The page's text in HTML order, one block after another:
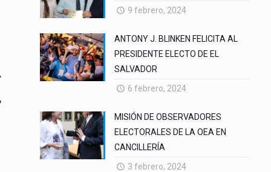
9 febrero, 2024
ANTONY J. BLINKEN FELICITA AL
PRESIDENTE ELECTO DE EL
SALVADOR
6 febrero, 2024
MISIÓN DE OBSERVADORES
ELECTORALES DE LA OEA EN
CANCILLERÍA
3 febrero, 2024